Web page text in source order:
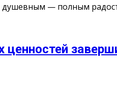
— полным